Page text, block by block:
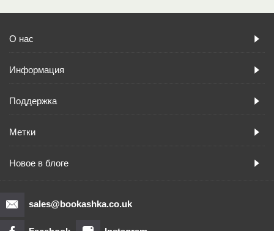
О нас
Информация
Поддержка
Метки
Новое в блоге
sales@bookashka.co.uk